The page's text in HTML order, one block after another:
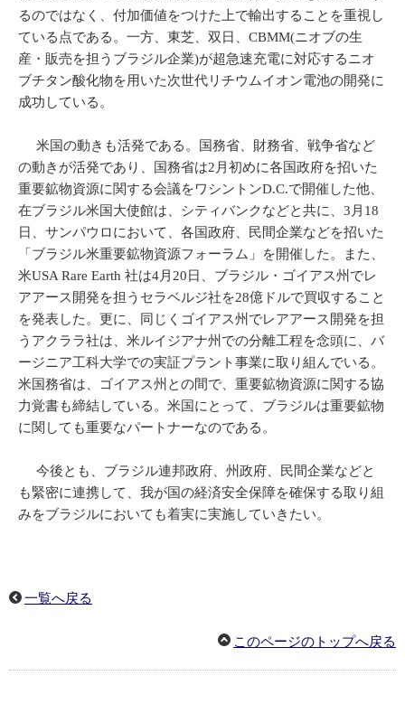
るのではなく、付加価値をつけた上で輸出することを重視し
ている点である。一方、東芝、双日、CBMM(ニオブの生
産・販売を担うブラジル企業)が超急速充電に対応するニオ
ブチタン酸化物を用いた次世代リチウムイオン電池の開発に
成功している。
米国の動きも活発である。国務省、財務省、戦争省など
の動きが活発であり、国務省は2月初めに各国政府を招いた
重要鉱物資源に関する会議をワシントンD.C.で開催した他、
在ブラジル米国大使館は、シティバンクなどと共に、3月18
日、サンパウロにおいて、各国政府、民間企業などを招いた
「ブラジル米重要鉱物資源フォーラム」を開催した。また、
米USA Rare Earth 社は4月20日、ブラジル・ゴイアス州でレ
アアース開発を担うセラベルジ社を28億ドルで買収すること
を発表した。更に、同じくゴイアス州でレアアース開発を担
うアクララ社は、米ルイジアナ州での分離工程を念頭に、バ
ージニア工科大学での実証プラント事業に取り組んでいる。
米国務省は、ゴイアス州との間で、重要鉱物資源に関する協
力覚書も締結している。米国にとって、ブラジルは重要鉱物
に関しても重要なパートナーなのである。
今後とも、ブラジル連邦政府、州政府、民間企業などと
も緊密に連携して、我が国の経済安全保障を確保する取り組
みをブラジルにおいても着実に実施していきたい。
一覧へ戻る
このページのトップへ戻る